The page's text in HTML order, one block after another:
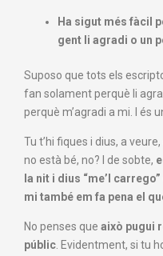
Ha sigut més fàcil
gent li agradi o un
Suposo que tots els
fan solament perquè li
perquè m’agradi a mi. I és
Tu t’hi fiques i dius, a
no està bé, no? I de sobte,
la nit i dius “me’l
mi també em fa pena el
No penses que això pugui
públic. Evidentment, si tu